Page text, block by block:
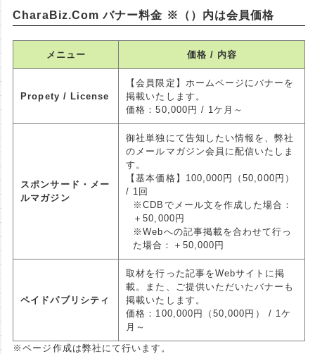
CharaBiz.Com バナー料金 ※（）内は会員価格
メニュー 価格 / 内容
Propety / License
【会員限定】ホームページにバナーを
掲載いたします。
価格：50,000円 / 1ケ月～
スポンサード・メー
ルマガジン
御社単独にて告知したい情報を、弊社
のメールマガジン会員に配信いたしま
す。
【基本価格】100,000円（50,000円）
/ 1回
※CDBでメール文を作成した場合：
＋50,000円
※Webへの記事掲載を合わせて行っ
た場合：＋50,000円
ペイドパブリシティ
取材を行った記事をWebサイトに掲
載。また、ご提供いただいたバナーも
掲載いたします。
価格：100,000円（50,000円） / 1ケ
月～
※ページ作成は弊社にて行います。